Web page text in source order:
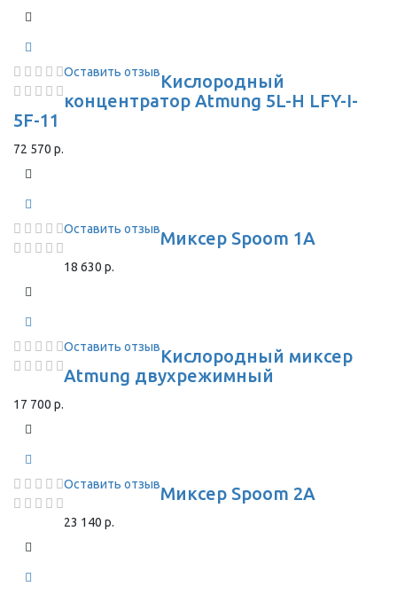
Оставить отзывКислородный
концентратор Atmung 5L-H LFY-I-
5F-11
72 570 р.
Оставить отзывМиксер Spoom 1A
18 630 р.
Оставить отзывКислородный миксер
Atmung двухрежимный
17 700 р.
Оставить отзывМиксер Spoom 2A
23 140 р.